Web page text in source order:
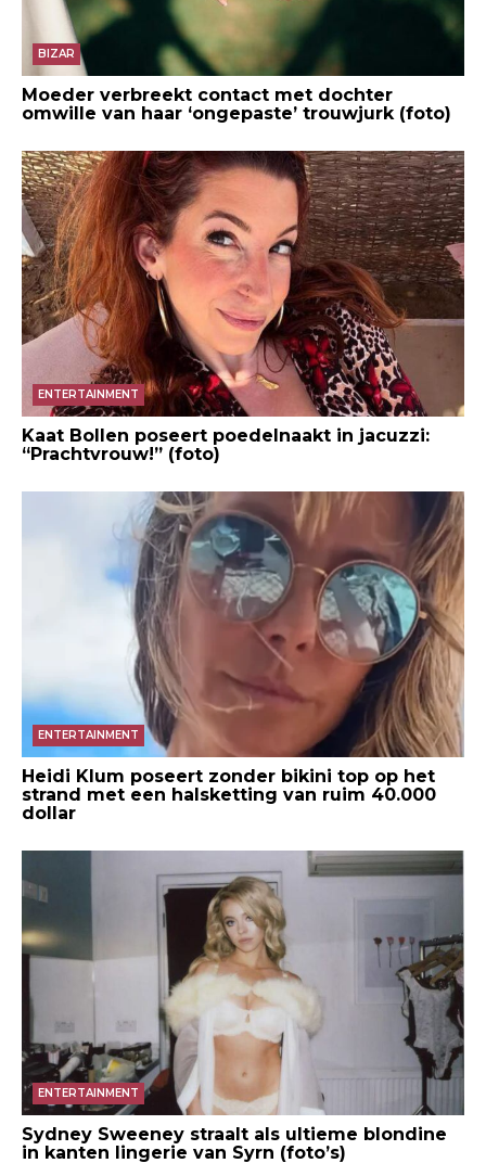
BIZAR
Moeder verbreekt contact met dochter
omwille van haar ‘ongepaste’ trouwjurk (foto)
ENTERTAINMENT
Kaat Bollen poseert poedelnaakt in jacuzzi:
“Prachtvrouw!” (foto)
ENTERTAINMENT
Heidi Klum poseert zonder bikini top op het
strand met een halsketting van ruim 40.000
dollar
ENTERTAINMENT
Sydney Sweeney straalt als ultieme blondine
in kanten lingerie van Syrn (foto’s)